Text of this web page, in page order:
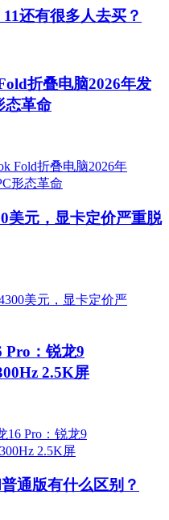
还有很多人去买？
折叠电脑2026年发
态革命
美元，显卡定价严重脱
Pro：锐龙9
2.5K屏
通版有什么区别？